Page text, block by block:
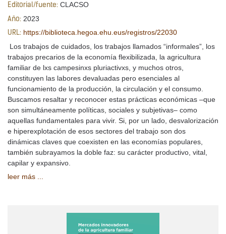
Editorial/fuente: CLACSO
Año: 2023
URL: https://biblioteca.hegoa.ehu.eus/registros/22030
Los trabajos de cuidados, los trabajos llamados “informales”, los
trabajos precarios de la economía flexibilizada, la agricultura
familiar de lxs campesinxs pluriactivxs, y muchos otros,
constituyen las labores devaluadas pero esenciales al
funcionamiento de la producción, la circulación y el consumo.
Buscamos resaltar y reconocer estas prácticas económicas –que
son simultáneamente políticas, sociales y subjetivas– como
aquellas fundamentales para vivir. Si, por un lado, desvalorización
e hiperexplotación de esos sectores del trabajo son dos
dinámicas claves que coexisten en las economías populares,
también subrayamos la doble faz: su carácter productivo, vital,
capilar y expansivo.
leer más ...